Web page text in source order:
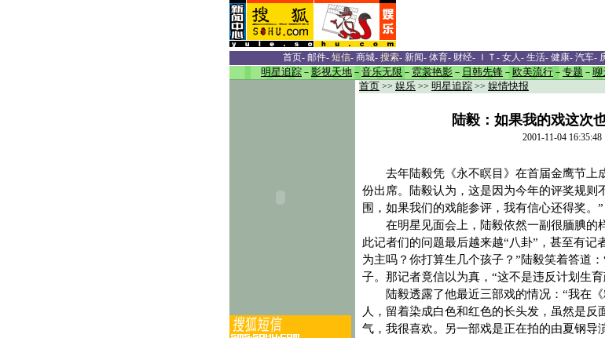
首页- 邮件- 短信- 商城- 搜索- 新闻- 体育- 财经- ＩＴ - 女人- 生活- 健康- 汽车-
明星追踪 － 影视天地 － 音乐无限 － 霓裳艳影 － 日韩先锋 － 欧美流行 － 专题 － 聊
首页 >> 娱乐 >> 明星追踪 >> 娱情快报
陆毅：如果我的戏这次
2001-11-04
去年陆毅凭《永不瞑目》在首届金鹰节上
份出席。陆毅认为，这是因为今年的评奖规则
围，如果我们的戏能参评，我有信心还得奖。”
在明星见面会上，陆毅依然一副很腼腆的
此记者们的问题最后越来越“八卦”，甚至有记
为主吗？你打算生几个孩子？”陆毅笑着答道
子。那记者竟信以为真，“这不是违反计划生
陆毅透露了他最近三部戏的情况：“我在《
人，留着染成白色和红色的长头发，虽然是
气，我很喜欢。另一部戏是正在拍的由夏钢